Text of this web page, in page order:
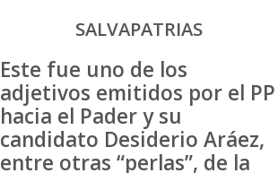
SALVAPATRIAS
Este fue uno de los
adjetivos emitidos por el PP
hacia el Pader y su
candidato Desiderio Aráez,
entre otras “perlas”, de la